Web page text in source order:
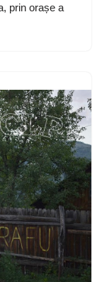
prin orașe a